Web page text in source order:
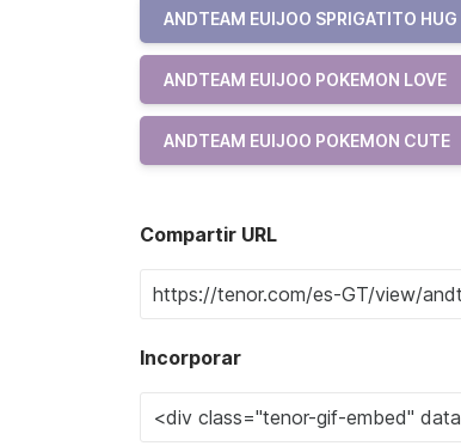
ANDTEAM EUIJOO SPRIGATITO HUG
ANDTEAM EUIJOO POKEMON LOVE
ANDTEAM EUIJOO POKEMON CUTE
Compartir URL
Incorporar